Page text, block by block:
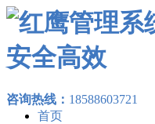
咨询热线： 18588603721
首页